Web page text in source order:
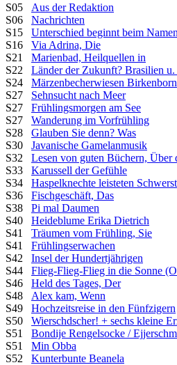
S05 Aus der Redaktion
S06 Nachrichten
S15 Unterschied beginnt beim
S16 Via Adrina, Die
S21 Marienbad, Heilquellen in
S22 Länder der Zukunft? Brasilien
S24 Märzenbecherwiesen Birkenborn
S27 Sehnsucht nach Meer
S27 Frühlingsmorgen am See
S27 Wanderung im Vorfrühling
S28 Glauben Sie denn? Was
S30 Javanische Gamelanmusik
S32 Lesen von guten Büchern, Über
S33 Karussell der Gefühle
S34 Haspelknechte leisteten
S36 Fischgeschäft, Das
S38 Pi mal Daumen
S40 Heideblume Erika Dietrich
S41 Träumen vom Frühling, Sie
S41 Frühlingserwachen
S42 Insel der Hundertjährigen
S44 Flieg-Flieg-Flieg in die Sonne
S46 Held des Tages, Der
S48 Alex kam, Wenn
S49 Hochzeitsreise in den Fünfzigern
S50 Wierschdscher! + sechs kleine
S51 Bondije Rengelsocke /
S51 Min Obba
S52 Kunterbunte Beanela